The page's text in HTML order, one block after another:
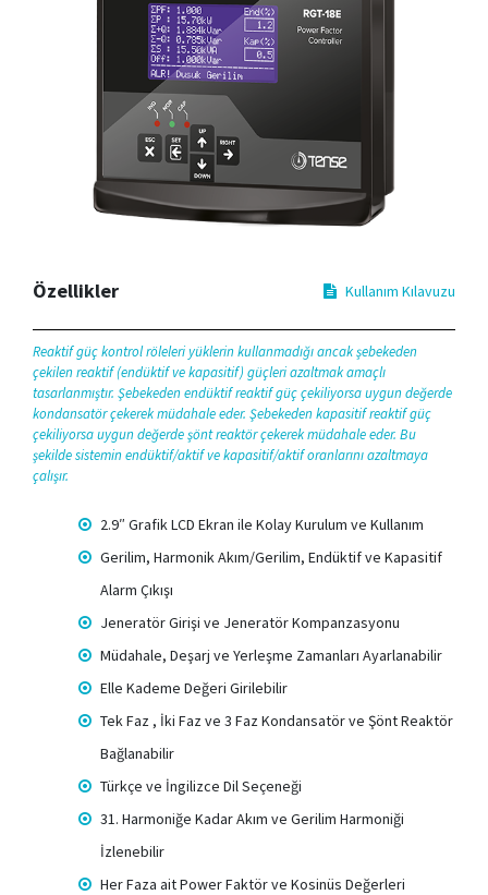
Özellikler Kullanım Kılavuzu
Reaktif güç kontrol röleleri yüklerin kullanmadığı ancak şebekeden
çekilen reaktif (endüktif ve kapasitif) güçleri azaltmak amaçlı
tasarlanmıştır. Şebekeden endüktif reaktif güç çekiliyorsa uygun değerde
kondansatör çekerek müdahale eder. Şebekeden kapasitif reaktif güç
çekiliyorsa uygun değerde şönt reaktör çekerek müdahale eder. Bu
şekilde sistemin endüktif/aktif ve kapasitif/aktif oranlarını azaltmaya
çalışır.
2.9″ Grafik LCD Ekran ile Kolay Kurulum ve Kullanım
Gerilim, Harmonik Akım/Gerilim, Endüktif ve Kapasitif
Alarm Çıkışı
Jeneratör Girişi ve Jeneratör Kompanzasyonu
Müdahale, Deşarj ve Yerleşme Zamanları Ayarlanabilir
Elle Kademe Değeri Girilebilir
Tek Faz , İki Faz ve 3 Faz Kondansatör ve Şönt Reaktör
Bağlanabilir
Türkçe ve İngilizce Dil Seçeneği
31. Harmoniğe Kadar Akım ve Gerilim Harmoniği
İzlenebilir
Her Faza ait Power Faktör ve Kosinüs Değerleri